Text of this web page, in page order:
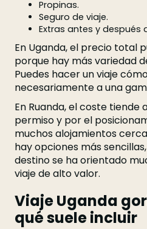
Propinas.
Seguro de viaje.
Extras antes y después
En Uganda, el precio total
porque hay más variedad
Puedes hacer un viaje
necesariamente a una
En Ruanda, el coste tiende
permiso y por el
muchos alojamientos
hay opciones más
destino se ha orientado
viaje de alto valor.
Viaje Uganda
qué suele incluir